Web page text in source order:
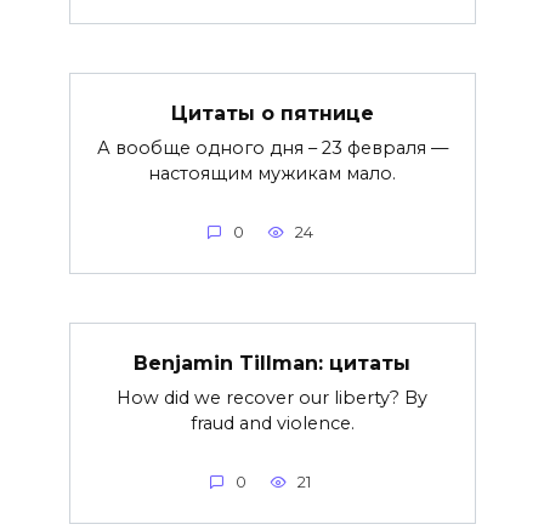
Цитаты о пятнице
А вообще одного дня – 23 февраля —
настоящим мужикам мало.
0 24
Benjamin Tillman: цитаты
How did we recover our liberty? By
fraud and violence.
0 21